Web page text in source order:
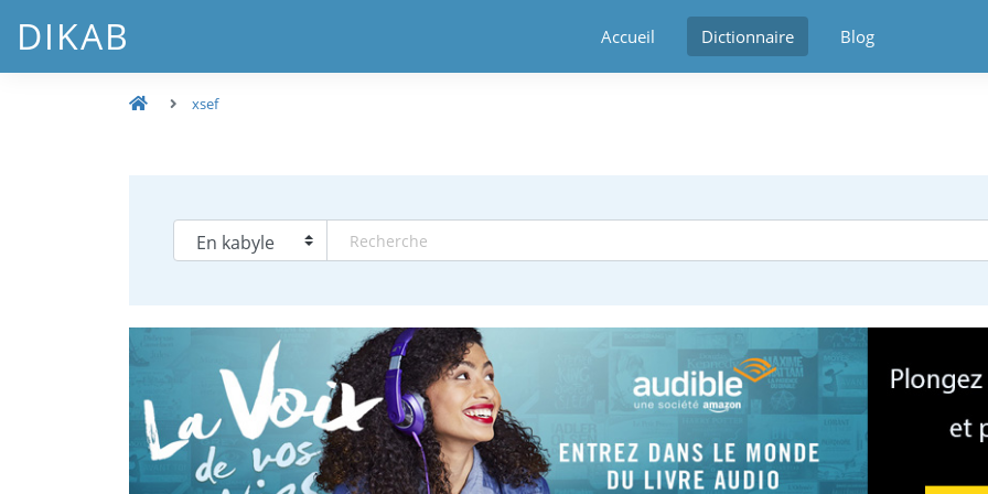
DIKAB Accueil Dictionnaire Blog
xsef